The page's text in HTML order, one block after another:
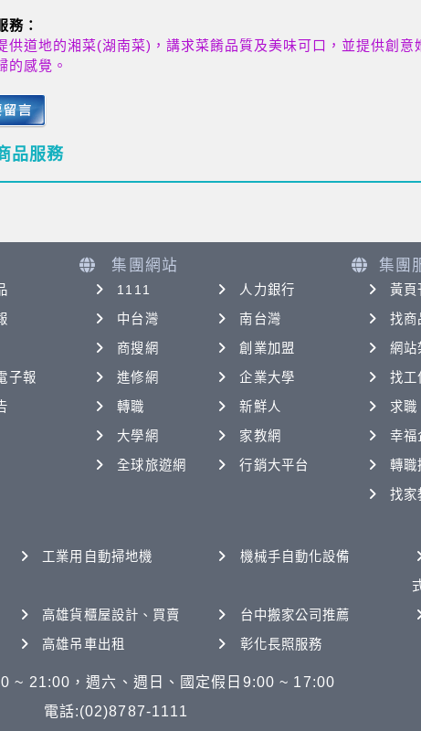
務：
供道地的湘菜(湖南菜)，講求菜餚品質及美味可口，並提供創意
的感覺。
品服務
子報
集團網站
1111
人力銀行
中台灣
南台灣
商搜網
創業加盟
進修網
企業大學
轉職
新鮮人
大學網
家教網
全球旅遊網
行銷大平台
集團
黃頁
找商
網站
找工
求職
幸福
轉職
找家
工業用自動掃地機 機械手自動化設備
高雄貨櫃屋設計、買賣 台中搬家公司推薦
高雄吊車出租 彰化長照服務
~ 21:00，週六、週日、國定假日9:00 ~ 17:00
電話:(02)8787-1111